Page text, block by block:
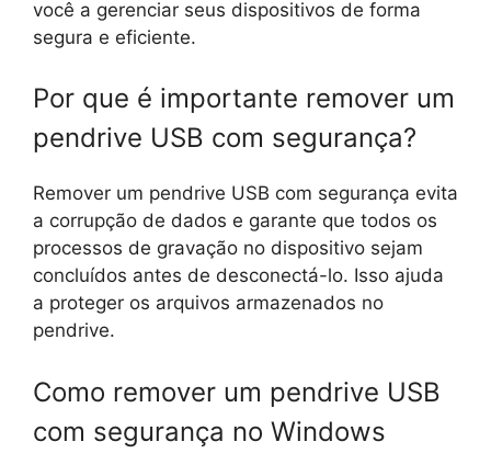
você a gerenciar seus dispositivos de forma
segura e eficiente.
Por que é importante remover um
pendrive USB com segurança?
Remover um pendrive USB com segurança evita
a corrupção de dados e garante que todos os
processos de gravação no dispositivo sejam
concluídos antes de desconectá-lo. Isso ajuda
a proteger os arquivos armazenados no
pendrive.
Como remover um pendrive USB
com segurança no Windows